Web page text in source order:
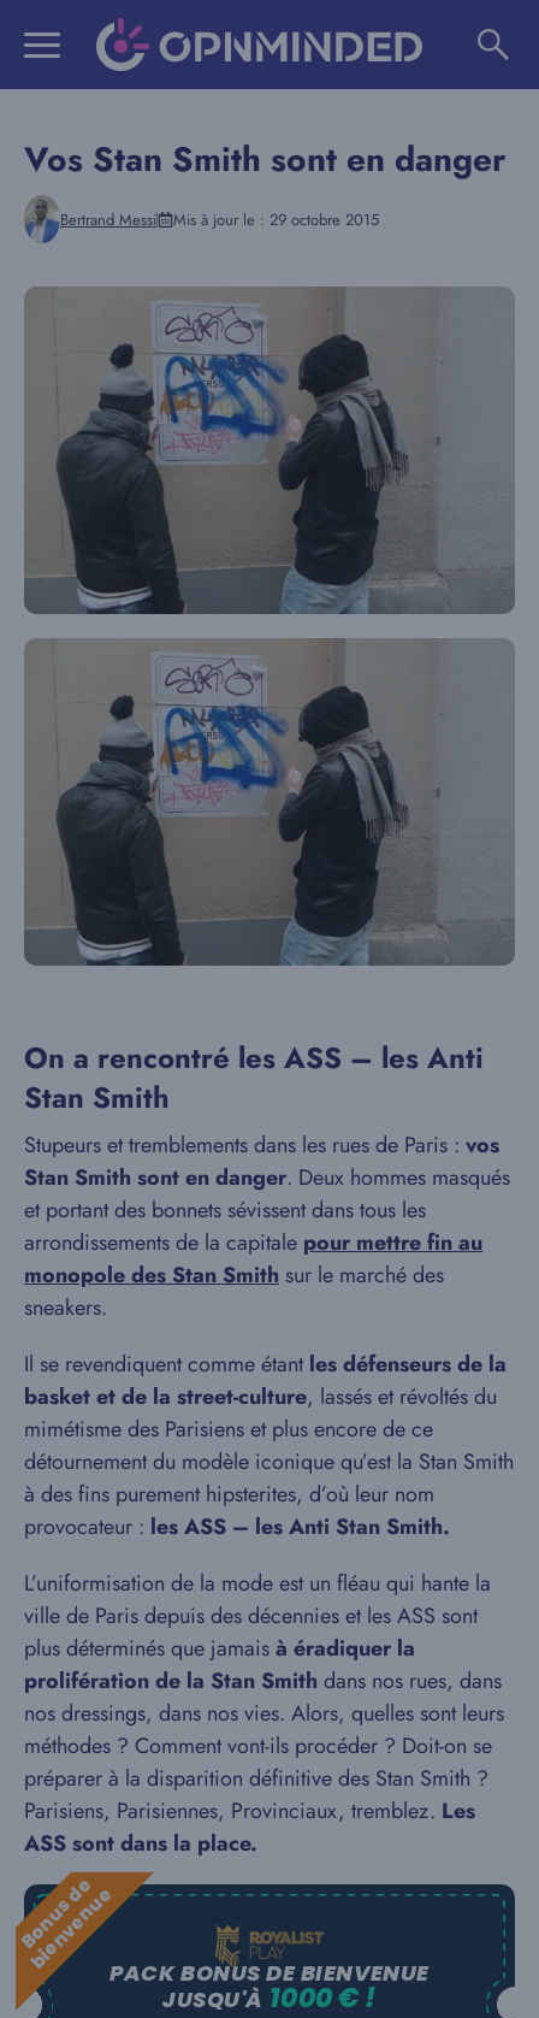
Vos Stan Smith sont en danger
Bertrand Messi Mis à jour le : 29 octobre 2015
On a rencontré les ASS – les Anti
Stan Smith
Stupeurs et tremblements dans les rues de Paris : vos
Stan Smith sont en danger. Deux hommes masqués
et portant des bonnets sévissent dans tous les
arrondissements de la capitale pour mettre fin au
monopole des Stan Smith sur le marché des
sneakers.
Il se revendiquent comme étantles défenseurs de la
basket et de la street-culture, lassés et révoltés du
mimétisme des Parisiens et plus encore de ce
détournement du modèle iconique qu’est la Stan Smith
à des fins purement hipsterites, d’où leur nom
provocateur : les ASS – les Anti Stan Smith.
L’uniformisation de la mode est un fléau qui hante la
ville de Paris depuis des décennies et les ASS sont
plus déterminés que jamaisà éradiquer la
prolifération de la Stan Smith dans nos rues, dans
nos dressings, dans nos vies. Alors, quelles sont leurs
méthodes ? Comment vont-ils procéder ? Doit-on se
préparer à la disparition définitive des Stan Smith ?
Parisiens, Parisiennes, Provinciaux, tremblez. Les
ASS sont dans la place.
B
o
n
u
s
d
e
b
i
e
n
v
e
n
u
ePACK BONUS DE BIENVENUE
JUSQU'À 1000 € !